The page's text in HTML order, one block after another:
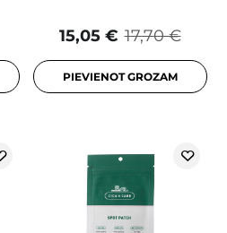
17,70 €
15,05 €
PIEVIENOT GROZAM